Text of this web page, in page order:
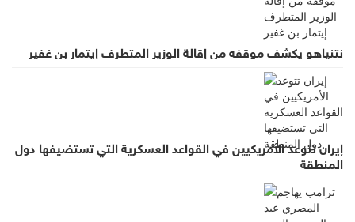
نتنياهو يكشف موقفه من إقالة الوزير المتطرف إيتمار بن غفير
إيران تتوعد الأمريكيين في القواعد العسكرية التي تستضيفها دول
المنطقة